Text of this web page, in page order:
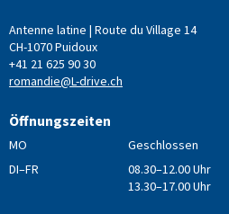
Antenne latine | Route du Village 14
CH-1070 Puidoux
+41 21 625 90 30
romandie@L-drive.ch
Öffnungszeiten
MO
Geschlossen
DI–FR
08.30–12.00 Uhr
13.30–17.00 Uhr